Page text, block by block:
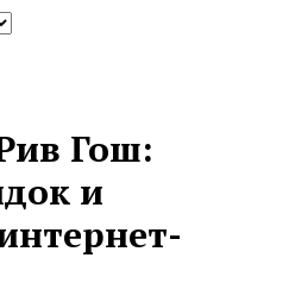
Гош:
и